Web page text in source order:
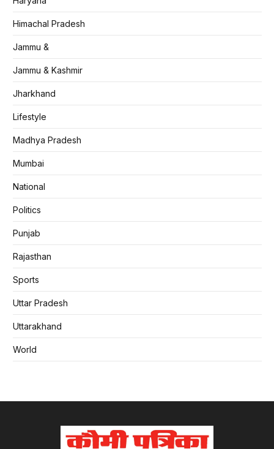
Himachal Pradesh
Jammu &
Jammu & Kashmir
Jharkhand
Lifestyle
Madhya Pradesh
Mumbai
National
Politics
Punjab
Rajasthan
Sports
Uttar Pradesh
Uttarakhand
World